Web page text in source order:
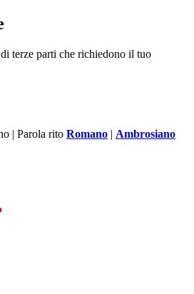
terze parti che richiedono il tuo
| Parola rito Romano | Ambrosiano